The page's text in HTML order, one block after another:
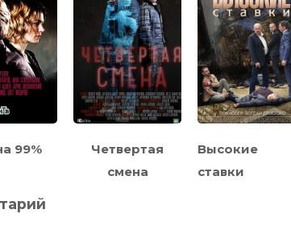
99%
Четвертая
смена
Высокие
ставки